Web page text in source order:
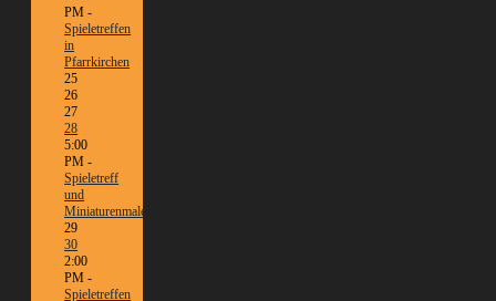
PM -
Spieletreffen
in
Pfarrkirchen
25
26
27
28
5:00
PM -
Spieletreff
und
Miniaturenmalen/Tabletop
29
30
2:00
PM -
Spieletreffen